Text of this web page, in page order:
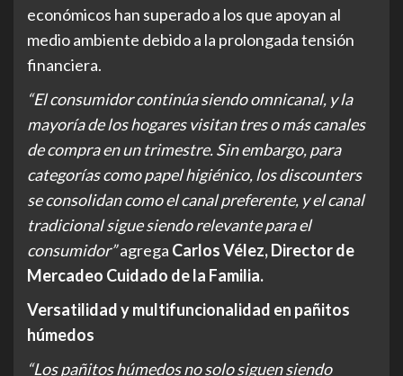
económicos han superado a los que apoyan al
medio ambiente debido a la prolongada tensión
financiera.
“El consumidor continúa siendo omnicanal, y la
mayoría de los hogares visitan tres o más canales
de compra en un trimestre. Sin embargo, para
categorías como papel higiénico, los discounters
se consolidan como el canal preferente, y el canal
tradicional sigue siendo relevante para el
consumidor”agrega Carlos Vélez, Director de
Mercadeo Cuidado de la Familia.
Versatilidad y multifuncionalidad en pañitos
húmedos
“Los pañitos húmedos no solo siguen siendo